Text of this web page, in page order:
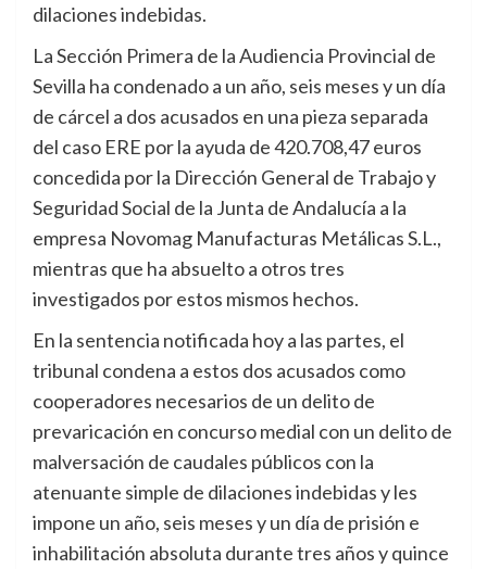
dilaciones indebidas.
La Sección Primera de la Audiencia Provincial de
Sevilla ha condenado a un año, seis meses y un día
de cárcel a dos acusados en una pieza separada
del caso ERE por la ayuda de 420.708,47 euros
concedida por la Dirección General de Trabajo y
Seguridad Social de la Junta de Andalucía a la
empresa Novomag Manufacturas Metálicas S.L.,
mientras que ha absuelto a otros tres
investigados por estos mismos hechos.
En la sentencia notificada hoy a las partes, el
tribunal condena a estos dos acusados como
cooperadores necesarios de un delito de
prevaricación en concurso medial con un delito de
malversación de caudales públicos con la
atenuante simple de dilaciones indebidas y les
impone un año, seis meses y un día de prisión e
inhabilitación absoluta durante tres años y quince